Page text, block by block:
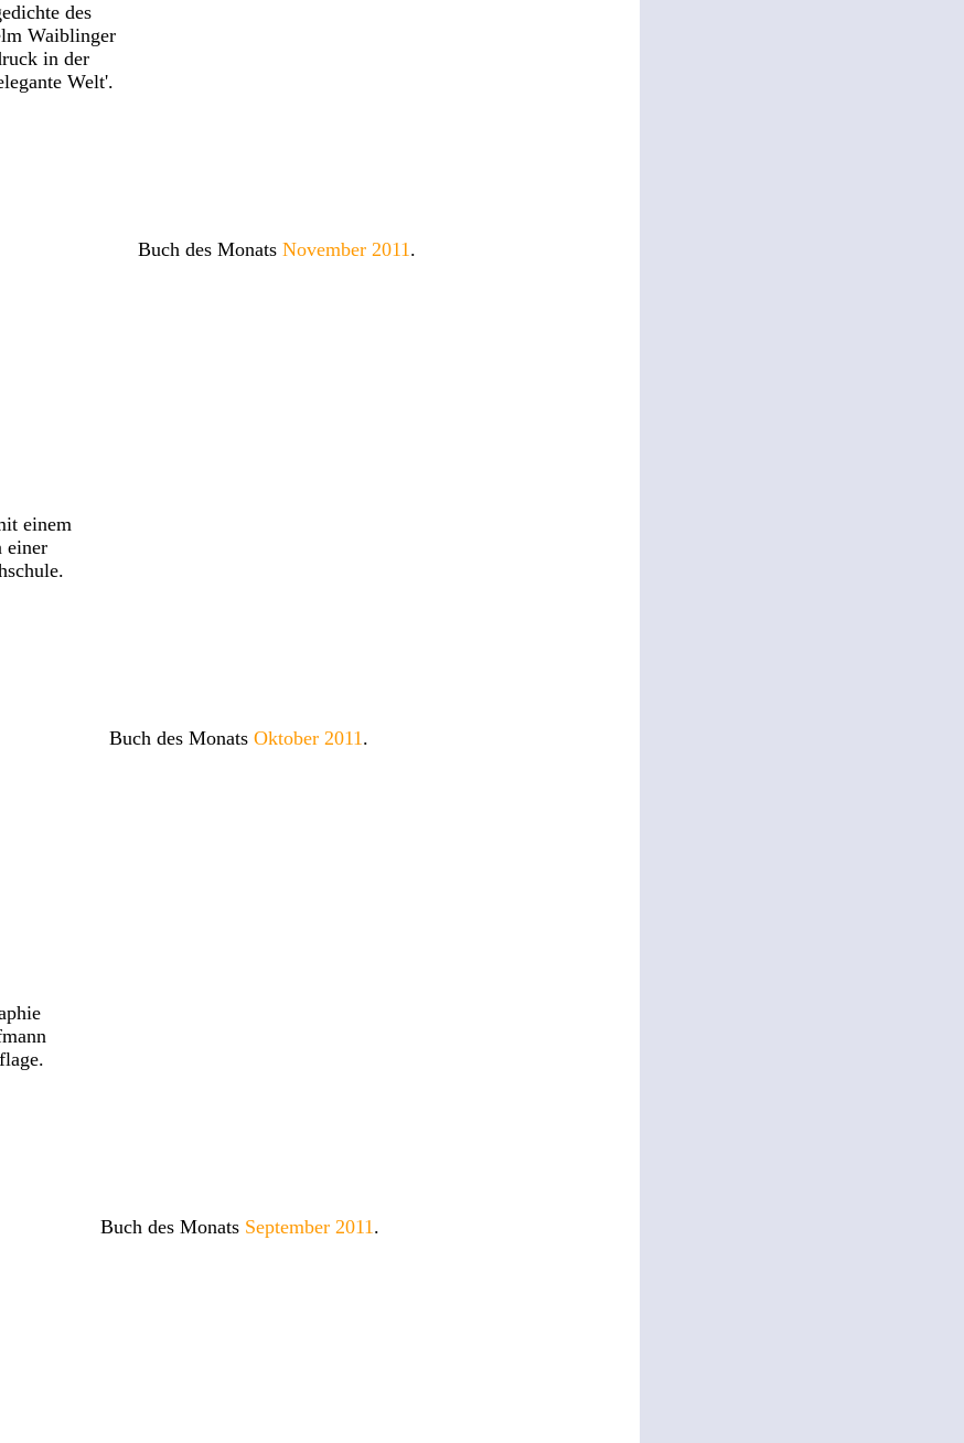
des
Waiblinger
in der
Welt'.
einem
einer
Buch des Monats November 2011.
Buch des Monats Oktober 2011.
Buch des Monats September 2011.